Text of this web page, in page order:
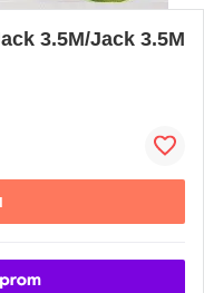
3.5M/Jack 3.5М